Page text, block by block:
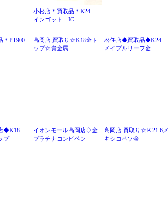
小松店＊買取品＊K24
インゴット IG
＊PT900
高岡店 買取り☆K18金ト
ップ☆貴金属
松任店◆買取品◆K24
メイプルリーフ金
◆K18
プ
イオンモール高岡店♢金
プラチナコンビペン
高岡店 買取り☆Ｋ21.6メ
キシコペソ金